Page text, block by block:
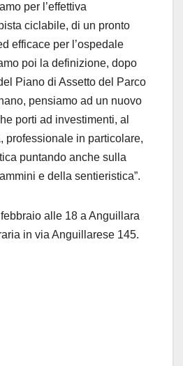
per l’effettiva
ciclabile, di un pronto
efficace per l’ospedale
poi la definizione, dopo
Piano di Assetto del Parco
pensiamo ad un nuovo
porti ad investimenti, al
professionale in particolare,
puntando anche sulla
e della sentieristica”.
alle 18 a Anguillara
in via Anguillarese 145.